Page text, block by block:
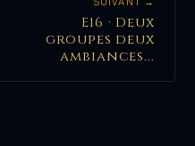
E16 · Deux
groupes deux
ambiances...